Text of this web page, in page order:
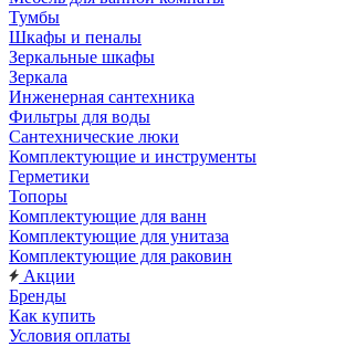
Тумбы
Шкафы и пеналы
Зеркальные шкафы
Зеркала
Инженерная сантехника
Фильтры для воды
Сантехнические люки
Комплектующие и инструменты
Герметики
Топоры
Комплектующие для ванн
Комплектующие для унитаза
Комплектующие для раковин
Акции
Бренды
Как купить
Условия оплаты